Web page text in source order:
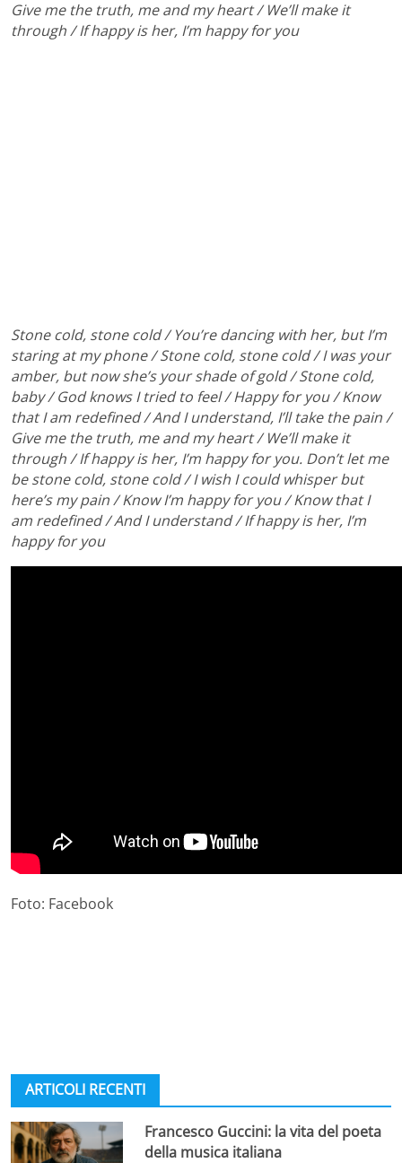
Give me the truth, me and my heart / We’ll make it
through / If happy is her, I’m happy for you
Stone cold, stone cold / You’re dancing with her, but I’m
staring at my phone / Stone cold, stone cold / I was your
amber, but now she’s your shade of gold / Stone cold,
baby / God knows I tried to feel / Happy for you / Know
that I am redefined / And I understand, I’ll take the pain /
Give me the truth, me and my heart / We’ll make it
through / If happy is her, I’m happy for you. Don’t let me
be stone cold, stone cold / I wish I could whisper but
here’s my pain / Know I’m happy for you / Know that I
am redefined / And I understand / If happy is her, I’m
happy for you
Foto: Facebook
ARTICOLI RECENTI
Francesco Guccini: la vita del poeta
della musica italiana